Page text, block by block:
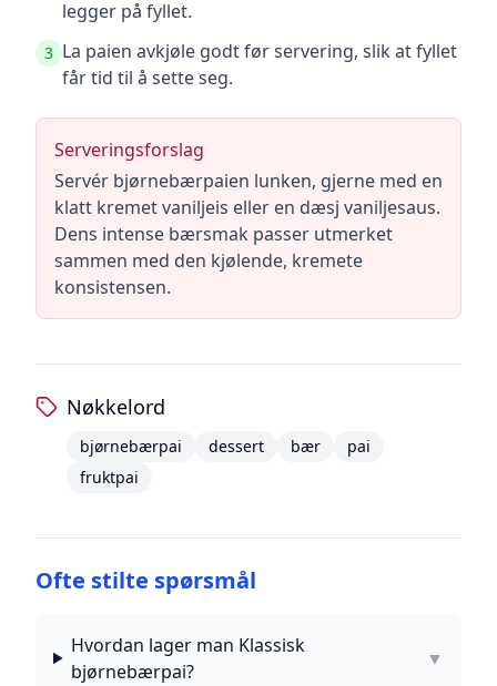
legger på fyllet.
3 La paien avkjøle godt før servering, slik at fyllet
får tid til å sette seg.
Serveringsforslag
Servér bjørnebærpaien lunken, gjerne med en
klatt kremet vaniljeis eller en dæsj vaniljesaus.
Dens intense bærsmak passer utmerket
sammen med den kjølende, kremete
konsistensen.
Nøkkelord
bjørnebærpai dessert bær
pai
fruktpai
Ofte stilte spørsmål
Hvordan lager man Klassisk
bjørnebærpai?
▼